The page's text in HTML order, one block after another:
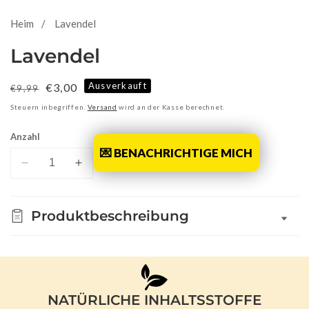
Heim Lavendel
Lavendel
Normaler
Preis
€9,99 Verkaufspreis
€3,00 Ausverkauft
Steuern inbegriffen. Versand wird an der Kasse berechnet.
Anzahl
Verringere
für
Erhöhe
für
💌 BENACHRICHTIGE MICH
Produktbeschreibung
NATÜRLICHE INHALTSSTOFFE